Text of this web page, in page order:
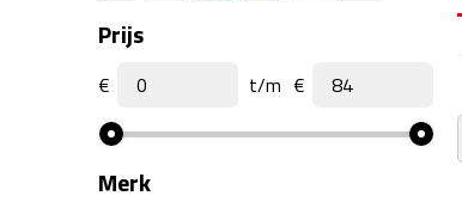
Prijs
€ t/m €
Merk